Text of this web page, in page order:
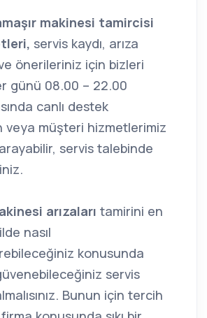
makinesi tamircisi
servis kaydı, arıza
önerileriniz için bizleri
günü 08.00 – 22.00
canlı destek
veya müşteri hizmetlerimiz
arayabilir, servis talebinde
arızaları tamirini en
nasıl
konusunda
servis
Bunun için tercih